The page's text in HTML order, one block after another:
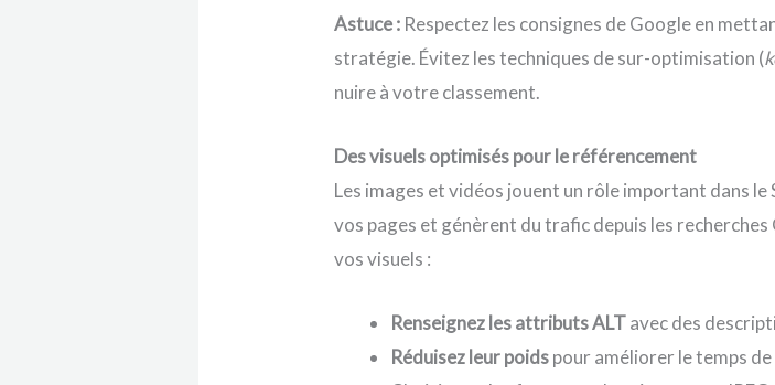
Astuce : Respectez les consignes de Google en
stratégie. Évitez les techniques de sur-optimisation (
nuire à votre classement.
Des visuels optimisés pour le référencement
Les images et vidéos jouent un rôle important dans
vos pages et génèrent du trafic depuis les
vos visuels :
Renseignez les attributs ALTavec des
Réduisez leur poidspour améliorer le temps